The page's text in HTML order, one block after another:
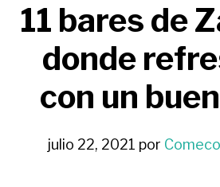
página
11 bares de
donde
con un
julio 22, 2021 por